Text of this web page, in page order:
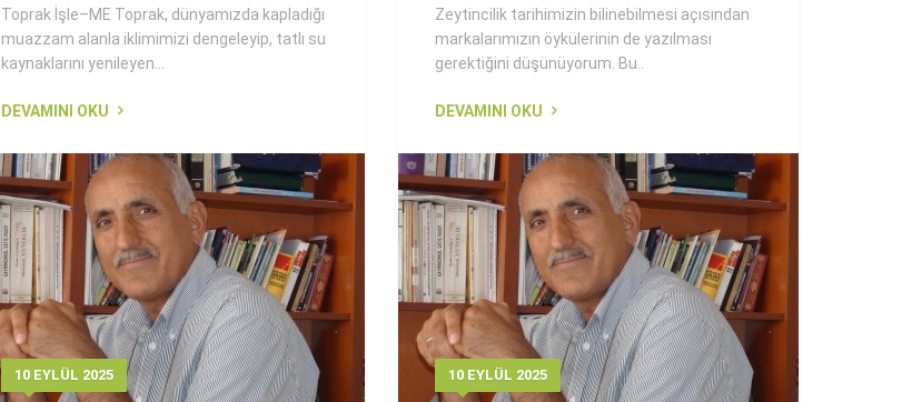
Toprak İşle–ME Toprak, dünyamızda kapladığı
muazzam alanla iklimimizi dengeleyip, tatlı su
kaynaklarını yenileyen...
DEVAMINI OKU
Zeytincilik tarihimizin bilinebilmesi açısından
markalarımızın öykülerinin de yazılması
gerektiğini düşünüyorum. Bu..
DEVAMINI OKU
10 EYLÜL 2025 10 EYLÜL 2025